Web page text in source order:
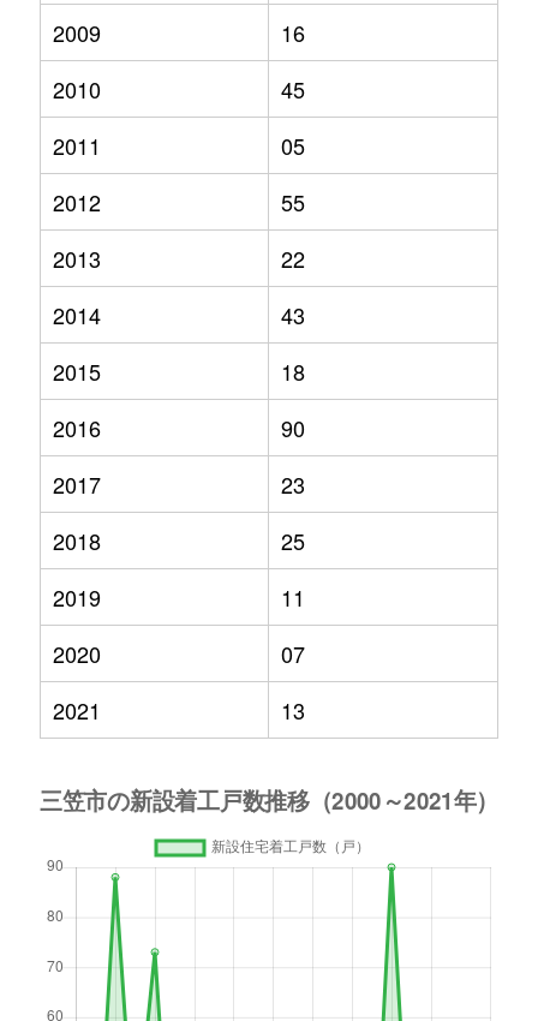
2009
16
2010
45
2011
05
2012
55
2013
22
2014
43
2015
18
2016
90
2017
23
2018
25
2019
11
2020
07
2021
13